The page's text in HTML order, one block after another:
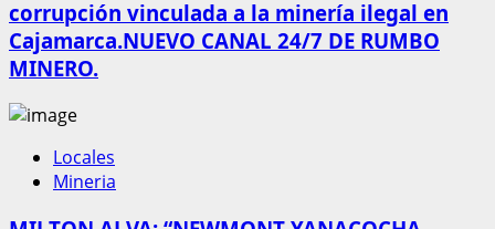
corrupción vinculada a la minería ilegal en
Cajamarca.NUEVO CANAL 24/7 DE RUMBO
MINERO.
Locales
Mineria